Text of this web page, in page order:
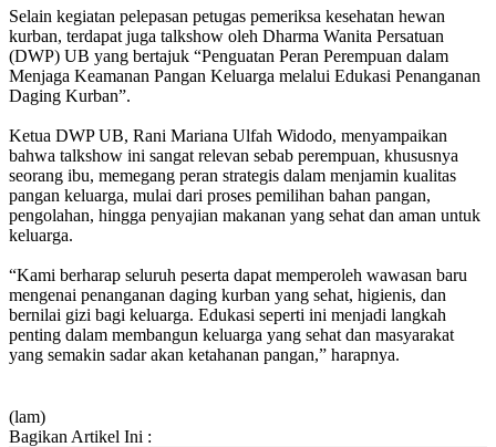
Selain kegiatan pelepasan petugas pemeriksa kesehatan hewan
kurban, terdapat juga talkshow oleh Dharma Wanita Persatuan
(DWP) UB yang bertajuk “Penguatan Peran Perempuan dalam
Menjaga Keamanan Pangan Keluarga melalui Edukasi Penanganan
Daging Kurban”.
Ketua DWP UB, Rani Mariana Ulfah Widodo, menyampaikan
bahwa talkshow ini sangat relevan sebab perempuan, khususnya
seorang ibu, memegang peran strategis dalam menjamin kualitas
pangan keluarga, mulai dari proses pemilihan bahan pangan,
pengolahan, hingga penyajian makanan yang sehat dan aman untuk
keluarga.
“Kami berharap seluruh peserta dapat memperoleh wawasan baru
mengenai penanganan daging kurban yang sehat, higienis, dan
bernilai gizi bagi keluarga. Edukasi seperti ini menjadi langkah
penting dalam membangun keluarga yang sehat dan masyarakat
yang semakin sadar akan ketahanan pangan,” harapnya.
(lam)
Bagikan Artikel Ini :